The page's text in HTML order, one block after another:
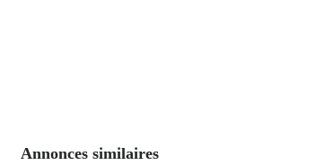
Annonces similaires